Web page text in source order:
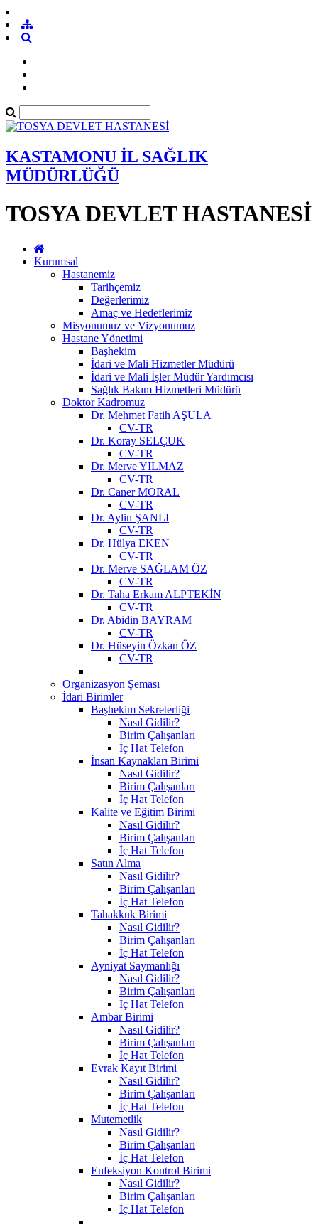
KASTAMONU İL SAĞLIK
MÜDÜRLÜĞÜ
TOSYA DEVLET HASTANESİ
Kurumsal
Hastanemiz
Tarihçemiz
Değerlerimiz
Amaç ve Hedeflerimiz
Misyonumuz ve Vizyonumuz
Hastane Yönetimi
Başhekim
İdari ve Mali Hizmetler Müdürü
İdari ve Mali İşler Müdür Yardımcısı
Sağlık Bakım Hizmetleri Müdürü
Doktor Kadromuz
Dr. Mehmet Fatih AŞULA
CV-TR
Dr. Koray SELÇUK
CV-TR
Dr. Merve YILMAZ
CV-TR
Dr. Caner MORAL
CV-TR
Dr. Aylin ŞANLI
CV-TR
Dr. Hülya EKEN
CV-TR
Dr. Merve SAĞLAM ÖZ
CV-TR
Dr. Taha Erkam ALPTEKİN
CV-TR
Dr. Abidin BAYRAM
CV-TR
Dr. Hüseyin Özkan ÖZ
CV-TR
Organizasyon Şeması
İdari Birimler
Başhekim Sekreterliği
Nasıl Gidilir?
Birim Çalışanları
İç Hat Telefon
İnsan Kaynakları Birimi
Nasıl Gidilir?
Birim Çalışanları
İç Hat Telefon
Kalite ve Eğitim Birimi
Nasıl Gidilir?
Birim Çalışanları
İç Hat Telefon
Satın Alma
Nasıl Gidilir?
Birim Çalışanları
İç Hat Telefon
Tahakkuk Birimi
Nasıl Gidilir?
Birim Çalışanları
İç Hat Telefon
Ayniyat Saymanlığı
Nasıl Gidilir?
Birim Çalışanları
İç Hat Telefon
Ambar Birimi
Nasıl Gidilir?
Birim Çalışanları
İç Hat Telefon
Evrak Kayıt Birimi
Nasıl Gidilir?
Birim Çalışanları
İç Hat Telefon
Mutemetlik
Nasıl Gidilir?
Birim Çalışanları
İç Hat Telefon
Enfeksiyon Kontrol Birimi
Nasıl Gidilir?
Birim Çalışanları
İç Hat Telefon